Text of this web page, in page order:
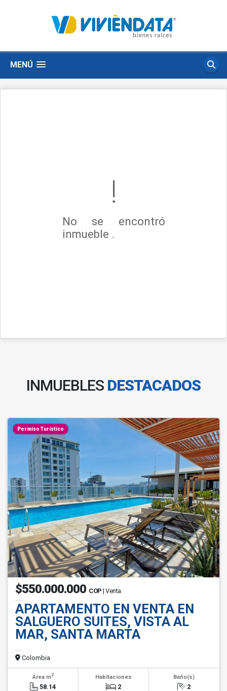
MENÚ
No se encontró
inmueble .
INMUEBLES DESTACADOS
Permiso Turístico
$550.000.000 COP | Venta
APARTAMENTO EN VENTA EN
SALGUERO SUITES, VISTA AL
MAR, SANTA MARTA
Colombia
Área m2
58.14
Habitaciones
2
Baño(s)
2